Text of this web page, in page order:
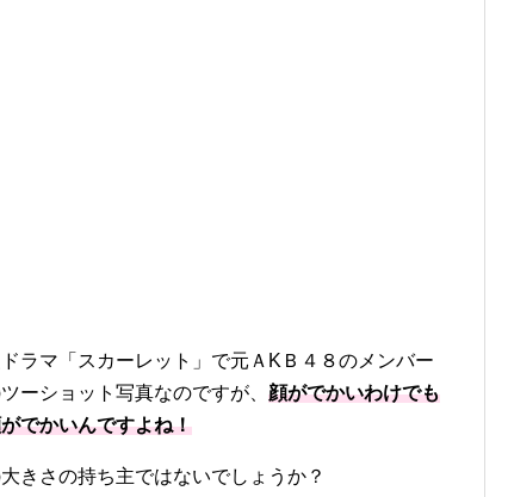
ラマ「スカーレット」で元ＡKＢ４８のメンバー
ーショット写真なのですが、 顔がでかいわけでも
でかいんですよね！
きさの持ち主ではないでしょうか？